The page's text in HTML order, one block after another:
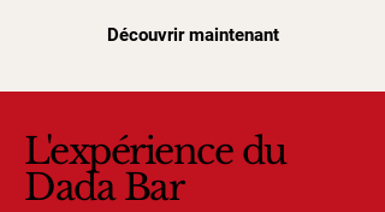
Découvrir maintenant
L'expérience du
Dada Bar